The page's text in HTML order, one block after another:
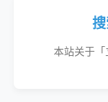
搜
本站关于